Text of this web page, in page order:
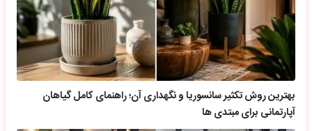
بهترین روش تکثیر سانسوریا و نگهداری آن؛ راهنمای کامل گیاهان
آپارتمانی برای مبتدی ها